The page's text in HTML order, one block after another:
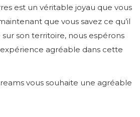
est un véritable joyau que vous
que vous savez ce qu’il
son territoire, nous espérons
agréable dans cette
vous souhaite une agréable